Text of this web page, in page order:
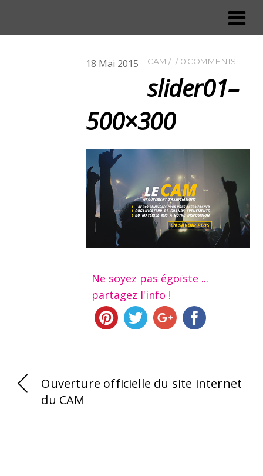
18 Mai 2015 CAM 0 COMMENTS
slider01–
500×300
Ne soyez pas égoïste ...
partagez l'info !
Ouverture officielle du site internet
du CAM